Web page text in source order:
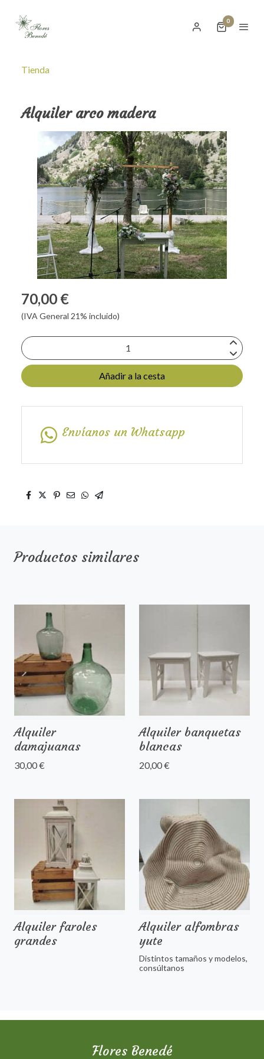
0
Tienda
Alquiler arco madera
70,00 €
(IVA General 21% incluido)
Añadir a la cesta
Envíanos un Whatsapp
Productos similares
Alquiler
damajuanas
30,00 €
Alquiler banquetas
blancas
20,00 €
Alquiler faroles
grandes
Alquiler alfombras
yute
Distintos tamaños y modelos,
consúltanos
Flores Benedé